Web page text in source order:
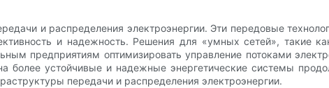
и распределения электроэнергии. Эти передовые
и надежность. Решения для «умных сетей», такие
предприятиям оптимизировать управление потоками
более устойчивые и надежные энергетические системы
передачи и распределения электроэнергии.